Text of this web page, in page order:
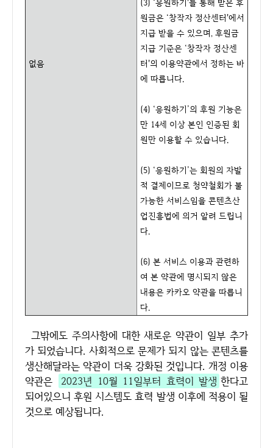
없음
원금은 ‘창작자 정산센터'에서
지급 받을 수 있으며, 후원금
지급 기준은 ‘창작자 정산센
터'의 이용약관에서 정하는 바
에 따릅니다.
(4) ‘응원하기’의 후원 기능은
만 14세 이상 본인 인증된 회
원만 이용할 수 있습니다.
(5) ‘응원하기’는 회원의 자발
적 결제이므로 청약철회가 불
가능한 서비스임을 콘텐츠산
업진흥법에 의거 알려 드립니
다.
(6) 본 서비스 이용과 관련하
여 본 약관에 명시되지 않은
내용은 카카오 약관을 따릅니
다.
그밖에도 주의사항에 대한 새로운 약관이 일부 추가
가 되었습니다. 사회적으로 문제가 되지 않는 콘텐츠를
생산해달라는 약관이 더욱 강화된 것입니다. 개정 이용
약관은
2023년 10월 11일부터 효력이 발생 한다고
되어있으니 후원 시스템도 효력 발생 이후에 적용이 될
것으로 예상됩니다.